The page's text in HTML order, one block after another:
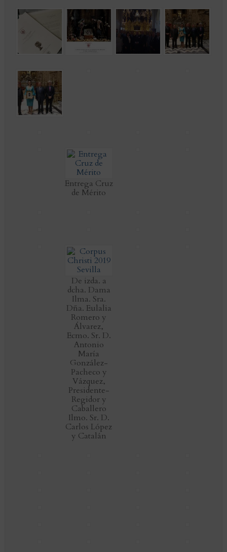
Entrega Cruz
de Mérito
De izda. a
dcha. Dama
Ilma. Sra.
Dña. Eulalia
Romero y
Álvarez,
Ecmo. Sr. D.
Antonio
María
González-
Pacheco y
Vázquez,
Presidente-
Regidor y
Caballero
Ilmo. Sr. D.
Carlos López
y Catalán